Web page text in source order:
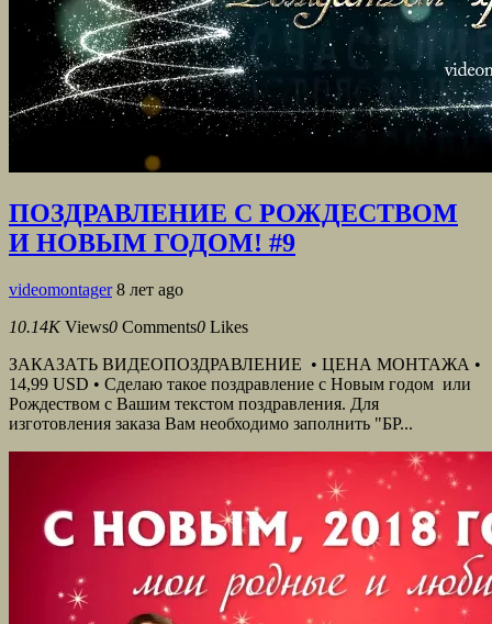
ПОЗДРАВЛЕНИЕ С РОЖДЕСТВОМ
И НОВЫМ ГОДОМ! #9
videomontager 8 лет ago
10.14K Views0 Comments0 Likes
ЗАКАЗАТЬ ВИДЕОПОЗДРАВЛЕНИЕ • ЦЕНА МОНТАЖА •
14,99 USD • Сделаю такое поздравление с Новым годом или
Рождеством с Вашим текстом поздравления. Для
изготовления заказа Вам необходимо заполнить "БР...